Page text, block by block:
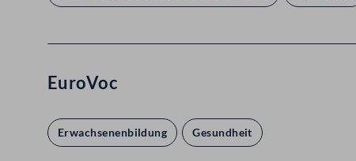
EuroVoc
Erwachsenenbildung Gesundheit